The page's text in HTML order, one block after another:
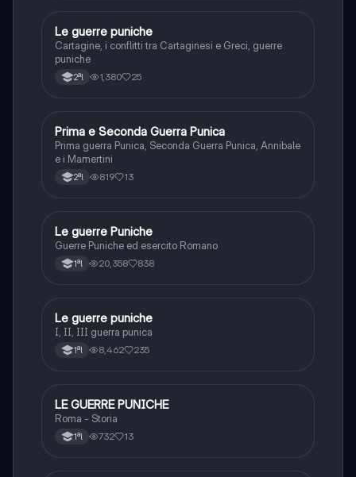
Storia
Le guerre puniche
Cartagine, i conflitti tra Cartaginesi e Greci, guerre
puniche
2ªl 1,380 25
Storia
Prima e Seconda Guerra Punica
Prima guerra Punica, Seconda Guerra Punica, Annibale
e i Mamertini
2ªl 819 13
Storia
Le guerre Puniche
Guerre Puniche ed esercito Romano
1ªl 20,358 838
Storia
Le guerre puniche
I, II, III guerra punica
1ªl 8,462 235
Storia
LE GUERRE PUNICHE
Roma - Storia
1ªl 732 13